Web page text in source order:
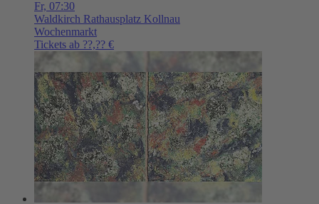
Fr, 07:30
Waldkirch Rathausplatz Kollnau
Wochenmarkt
Tickets ab ??,?? €